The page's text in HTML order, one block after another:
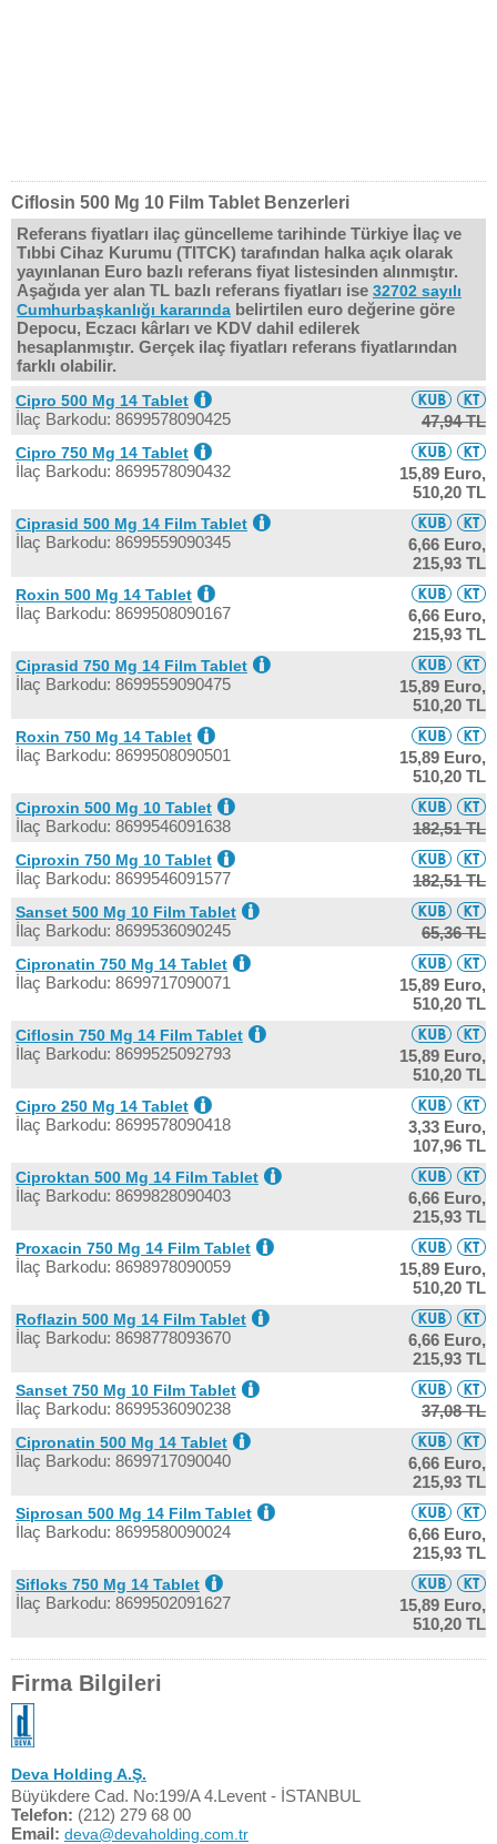
Ciflosin 500 Mg 10 Film Tablet Benzerleri
Referans fiyatları ilaç güncelleme tarihinde Türkiye İlaç ve
Tıbbi Cihaz Kurumu (TITCK) tarafından halka açık olarak
yayınlanan Euro bazlı referans fiyat listesinden alınmıştır.
Aşağıda yer alan TL bazlı referans fiyatları ise 32702 sayılı
Cumhurbaşkanlığı kararında belirtilen euro değerine göre
Depocu, Eczacı kârları ve KDV dahil edilerek
hesaplanmıştır. Gerçek ilaç fiyatları referans fiyatlarından
farklı olabilir.
Cipro 500 Mg 14 Tablet
İlaç Barkodu: 8699578090425 47,94 TL
Cipro 750 Mg 14 Tablet
İlaç Barkodu: 8699578090432
15,89 Euro,
510,20 TL
Ciprasid 500 Mg 14 Film Tablet
İlaç Barkodu: 8699559090345
6,66 Euro,
215,93 TL
Roxin 500 Mg 14 Tablet
İlaç Barkodu: 8699508090167
6,66 Euro,
215,93 TL
Ciprasid 750 Mg 14 Film Tablet
İlaç Barkodu: 8699559090475
15,89 Euro,
510,20 TL
Roxin 750 Mg 14 Tablet
İlaç Barkodu: 8699508090501
15,89 Euro,
510,20 TL
Ciproxin 500 Mg 10 Tablet
İlaç Barkodu: 8699546091638 182,51 TL
Ciproxin 750 Mg 10 Tablet
İlaç Barkodu: 8699546091577 182,51 TL
Sanset 500 Mg 10 Film Tablet
İlaç Barkodu: 8699536090245 65,36 TL
Cipronatin 750 Mg 14 Tablet
İlaç Barkodu: 8699717090071
15,89 Euro,
510,20 TL
Ciflosin 750 Mg 14 Film Tablet
İlaç Barkodu: 8699525092793
15,89 Euro,
510,20 TL
Cipro 250 Mg 14 Tablet
İlaç Barkodu: 8699578090418
3,33 Euro,
107,96 TL
Ciproktan 500 Mg 14 Film Tablet
İlaç Barkodu: 8699828090403
6,66 Euro,
215,93 TL
Proxacin 750 Mg 14 Film Tablet
İlaç Barkodu: 8698978090059
15,89 Euro,
510,20 TL
Roflazin 500 Mg 14 Film Tablet
İlaç Barkodu: 8698778093670
6,66 Euro,
215,93 TL
Sanset 750 Mg 10 Film Tablet
İlaç Barkodu: 8699536090238 37,08 TL
Cipronatin 500 Mg 14 Tablet
İlaç Barkodu: 8699717090040
6,66 Euro,
215,93 TL
Siprosan 500 Mg 14 Film Tablet
İlaç Barkodu: 8699580090024
6,66 Euro,
215,93 TL
Sifloks 750 Mg 14 Tablet
İlaç Barkodu: 8699502091627
15,89 Euro,
510,20 TL
Firma Bilgileri
Deva Holding A.Ş.
Büyükdere Cad. No:199/A 4.Levent - İSTANBUL
Telefon: (212) 279 68 00
Email: deva@devaholding.com.tr